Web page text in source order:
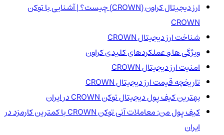
ارز دیجیتال کراون (CROWN) چیست؟ | آشنایی با توکن
CROWN
شناخت ارز دیجیتال CROWN
ویژگی ها و عملکردهای کلیدی کراون
امنیت ارز دیجیتال CROWN
تاریخچه قیمت ارز دیجیتال CROWN
بهترین کیف پول دیجیتال توکن CROWN در ایران
کیف پول من: معاملات آنی توکن CROWN با کمترین کارمزد در
ایران